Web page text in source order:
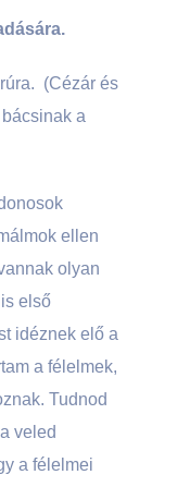
(Cézár és
a
ellen
olyan
első
idéznek elő a
a félelmek,
Tudnod
veled
a félelmei